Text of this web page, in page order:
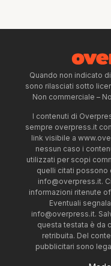
Quando non indicato
sono rilasciati sotto
Non commerciale –
I contenuti di
sempre overpress.it
link visibile a
nessun caso i
utilizzati per scopi
quelli citati possono
info@overpress.it.
informazioni ritenute
Eventuali
info@overpress.it.
questa testata è da
retribuita. Del
pubblicitari sono